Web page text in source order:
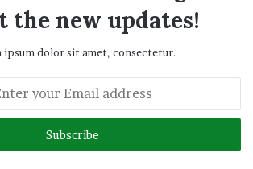
the new updates!
ipsum dolor sit amet, consectetur.